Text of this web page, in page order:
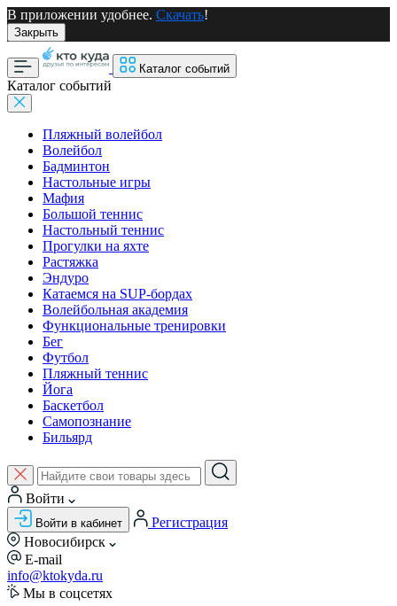
В приложении удобнее. Скачать!
Закрыть
Каталог событий
Каталог событий
Пляжный волейбол
Волейбол
Бадминтон
Настольные игры
Мафия
Большой теннис
Настольный теннис
Прогулки на яхте
Растяжка
Эндуро
Катаемся на SUP-бордах
Волейбольная академия
Функциональные тренировки
Бег
Футбол
Пляжный теннис
Йога
Баскетбол
Самопознание
Бильярд
Войти
Войти в кабинет
Регистрация
Новосибирск
E-mail
info@ktokyda.ru
Мы в соцсетях